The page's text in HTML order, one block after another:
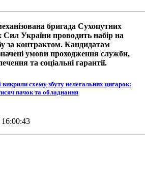
бригада Сухопутних
Сил України проводить набір на
за контрактом. Кандидатам
умови проходження служби,
та соціальні гарантії.
схему збуту нелегальних цигарок:
пачок та обладнання